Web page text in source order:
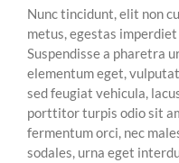
Nunc tincidunt, elit non
metus, egestas
Suspendisse a pharetra
elementum eget,
sed feugiat vehicula,
porttitor turpis odio sit
fermentum orci, nec
sodales, urna eget